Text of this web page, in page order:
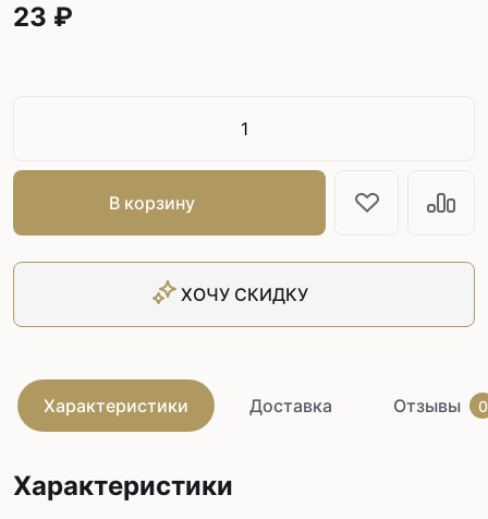
23 ₽
В корзину
ХОЧУ СКИДКУ
Характеристики Доставка Отзывы 0
Характеристики